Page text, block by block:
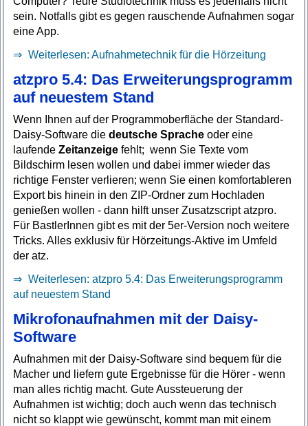
sein. Notfalls gibt es gegen rauschende Aufnahmen sogar
eine App.
Weiterlesen: Aufnahmetechnik für die Hörzeitung
atzpro 5.4: Das Erweiterungsprogramm
auf neuestem Stand
Wenn Ihnen auf der Programmoberfläche der Standard-
Daisy-Software die deutsche Spracheoder eine
laufendeZeitanzeigefehlt; wenn Sie Texte vom
Bildschirm lesen wollen und dabei immer wieder das
richtige Fenster verlieren; wenn Sie einen komfortableren
Export bis hinein in den ZIP-Ordner zum Hochladen
genießen wollen - dann hilft unser Zusatzscript atzpro.
Für BastlerInnen gibt es mit der 5er-Version noch weitere
Tricks. Alles exklusiv für Hörzeitungs-Aktive im Umfeld
der atz.
Weiterlesen: atzpro 5.4: Das Erweiterungsprogramm
auf neuestem Stand
Mikrofonaufnahmen mit der Daisy-
Software
Aufnahmen mit der Daisy-Software sind bequem für die
Macher und liefern gute Ergebnisse für die Hörer - wenn
man alles richtig macht. Gute Aussteuerung der
Aufnahmen ist wichtig; doch auch wenn das technisch
nicht so klappt wie gewünscht, kommt man mit einem